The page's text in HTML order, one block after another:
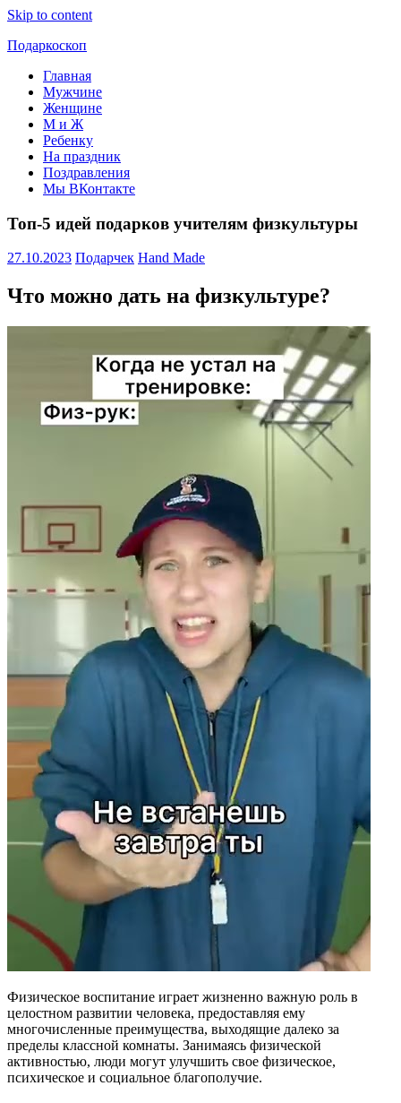
Skip to content
Подаркоскоп
Поможем
выбрать
подарить
Главная
Мужчине
Женщине
М и Ж
Ребенку
На праздник
Поздравления
Мы ВКонтакте
Топ-5 идей подарков учителям физкультуры
27.10.2023 Подарчек Hand Made
Что можно дать на физкультуре?
Физическое воспитание играет жизненно важную роль в
целостном развитии человека, предоставляя ему
многочисленные преимущества, выходящие далеко за
пределы классной комнаты. Занимаясь физической
активностью, люди могут улучшить свое физическое,
психическое и социальное благополучие.